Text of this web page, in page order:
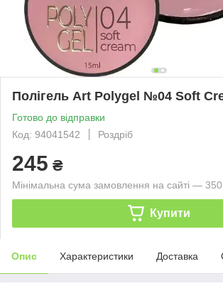
Полігель Art Polygel №04 Soft
Готово до відправки
Код: 94041542
Роздріб
245 ₴
Мінімальна сума замовлення на сайті —
Купити
Опис Характеристики Доставка